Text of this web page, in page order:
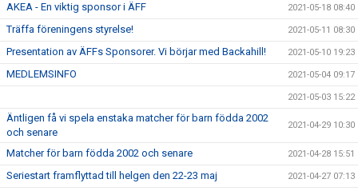
AKEA - En viktig sponsor i ÄFF 2021-05-18 08:40
Träffa föreningens styrelse! 2021-05-11 08:30
Presentation av ÄFFs Sponsorer. Vi börjar med Backahill! 2021-05-10 19:23
MEDLEMSINFO 2021-05-04 09:17
2021-05-03 15:22
Äntligen få vi spela enstaka matcher för barn födda 2002
och senare
2021-04-29 10:30
Matcher för barn födda 2002 och senare 2021-04-28 15:51
Seriestart framflyttad till helgen den 22-23 maj 2021-04-27 07:13